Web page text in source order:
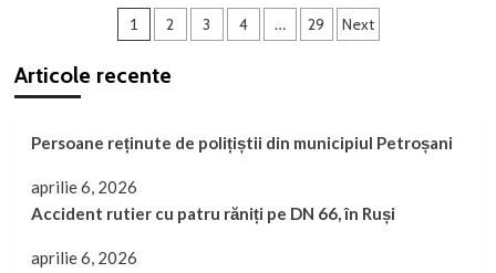
Lonea
Paginație
articole
1 2 3 4 … 29 Next
Articole recente
Persoane reținute de polițiștii din municipiul Petroșani
aprilie 6, 2026
Accident rutier cu patru răniți pe DN 66, în Ruși
aprilie 6, 2026